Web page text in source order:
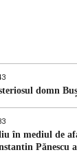
domn
în mediul de
Pănescu